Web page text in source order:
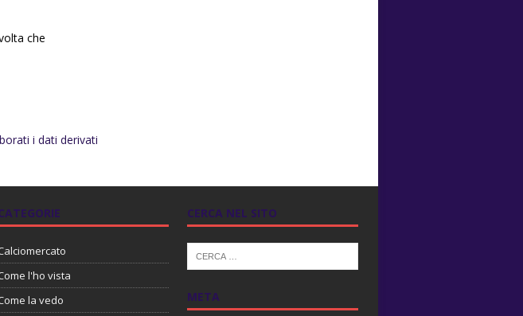
che
i dati derivati
l'ho vista
la vedo
CERCA NEL SITO
META